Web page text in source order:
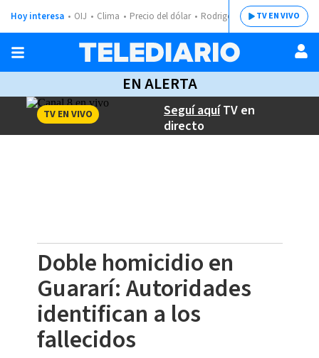
Hoy interesa OIJ Clima Precio del dólar Rodrigo ChavesTV EN VIVO
EN ALERTA
Seguí aquíTV en
directo
TV EN VIVO
Doble homicidio en
Guararí: Autoridades
identifican a los
fallecidos